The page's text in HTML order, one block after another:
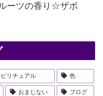
ーツの香り☆ザボ
リチュアル 色
おまじない ブログ